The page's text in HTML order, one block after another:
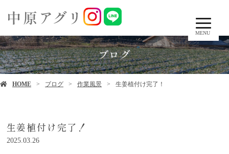
MENU
ブログ
HOME ブログ 作業風景 生姜植付け完了！
生姜植付け完了！
2025.03.26